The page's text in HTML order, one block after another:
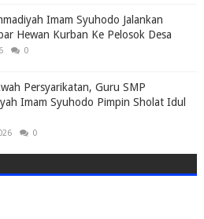
Imam Syuhodo Jalankan
Hewan Kurban Ke Pelosok Desa
0
Persyarikatan, Guru SMP
Imam Syuhodo Pimpin Sholat Idul
0